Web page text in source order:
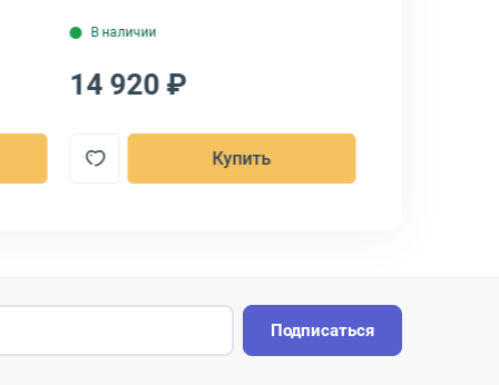
В наличии
14 920 ₽
Купить
Подписаться